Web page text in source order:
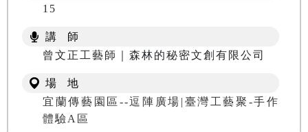
15
講 師
曾文正工藝師｜森林的秘密文創有限公司
場 地
宜蘭傳藝園區--逗陣廣場|臺灣工藝聚-手作
體驗A區